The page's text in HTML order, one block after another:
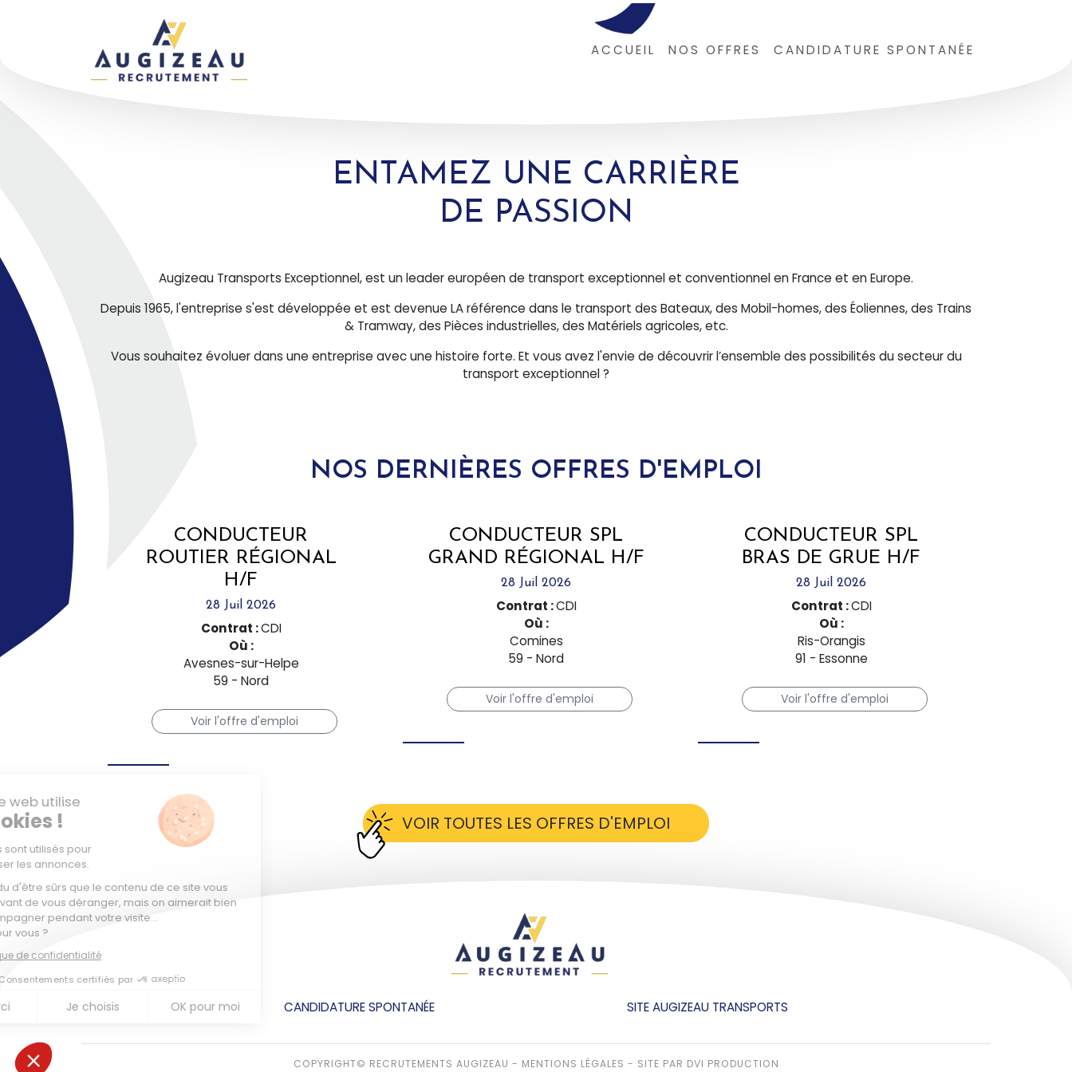
ACCUEIL NOS OFFRES CANDIDATURE SPONTANÉE
ENTAMEZ UNE CARRIÈRE
DE PASSION
Augizeau Transports Exceptionnel, est un leader européen de transport exceptionnel et conventionnel en France et en Europe.
Depuis 1965, l'entreprise s'est développée et est devenue LA référence dans le transport des Bateaux, des Mobil-homes, des Éoliennes, des Trains
& Tramway, des Pièces industrielles, des Matériels agricoles, etc.
Vous souhaitez évoluer dans une entreprise avec une histoire forte. Et vous avez l'envie de découvrir l’ensemble des possibilités du secteur du
transport exceptionnel ?
NOS DERNIÈRES OFFRES D'EMPLOI
CONDUCTEUR
ROUTIER RÉGIONAL
H/F
28 Juil 2026
Contrat :CDI
Où :
Avesnes-sur-Helpe
59 - Nord
Voir l'offre d'emploi
CONDUCTEUR SPL
GRAND RÉGIONAL H/F
28 Juil 2026
Contrat :CDI
Où :
Comines
59 - Nord
Voir l'offre d'emploi
CONDUCTEUR SPL
BRAS DE GRUE H/F
28 Juil 2026
Contrat :CDI
Où :
Ris-Orangis
91 - Essonne
Voir l'offre d'emploi
VOIR TOUTES LES OFFRES D'EMPLOI
CANDIDATURE SPONTANÉE SITE AUGIZEAU TRANSPORTS
COPYRIGHT© RECRUTEMENTS AUGIZEAU - MENTIONS LÉGALES - SITE PAR DVI PRODUCTION